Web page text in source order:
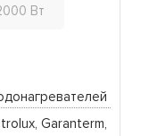
Вт
Garanterm,